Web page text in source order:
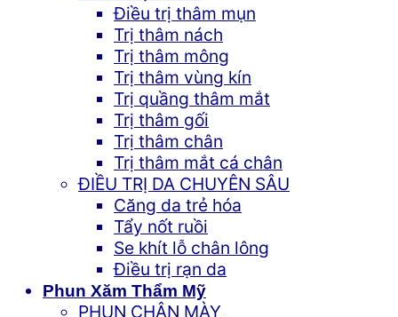
Điều trị thâm mụn
Trị thâm nách
Trị thâm mông
Trị thâm vùng kín
Trị quầng thâm mắt
Trị thâm gối
Trị thâm chân
Trị thâm mắt cá chân
ĐIỀU TRỊ DA CHUYÊN SÂU
Căng da trẻ hóa
Tẩy nốt ruồi
Se khít lỗ chân lông
Điều trị rạn da
Phun Xăm Thẩm Mỹ
PHUN CHÂN MÀY